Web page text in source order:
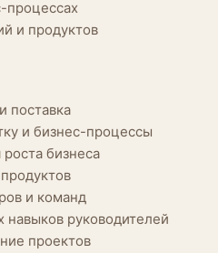
процессах
и продуктов
поставка
и бизнес-процессы
бизнеса
и команд
навыков руководителей
проектов